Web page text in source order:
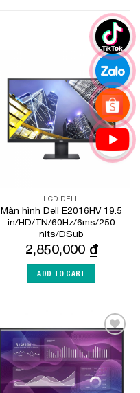
Add to
Wishlist
LCD DELL
Màn hình Dell E2016HV 19.5
in/HD/TN/60Hz/6ms/250
nits/DSub
2,850,000 ₫
ADD TO CART
Add to
Wishlist